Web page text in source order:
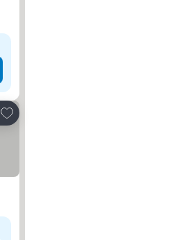
Přidat na seznam oblíbených hotelů